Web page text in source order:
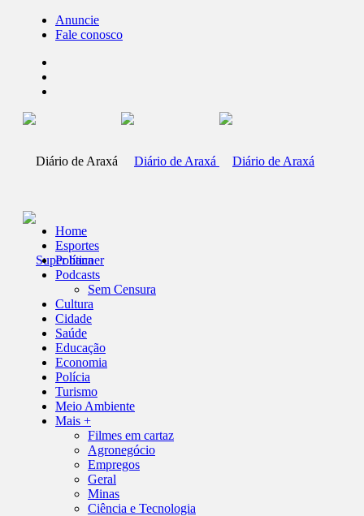
Anuncie
Fale conosco
Home
Esportes
Política
Podcasts
Sem Censura
Cultura
Cidade
Saúde
Educação
Economia
Polícia
Turismo
Meio Ambiente
Mais +
Filmes em cartaz
Agronegócio
Empregos
Geral
Minas
Ciência e Tecnologia